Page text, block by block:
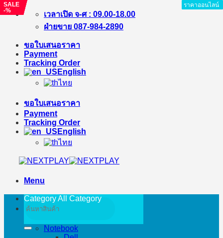
Skip
เวลาเปิด จ-ศ : 09.00-18.00
ฝ่ายขาย 087-984-2890
ขอใบเสนอราคา
Payment
Tracking Order
English
ไทย
ขอใบเสนอราคา
Payment
Tracking Order
English
ไทย
Menu
Search
for:
Category All Category
Notebook
ราคาออนไลน์
ราคาออนไลน์
SALE
-%
ราคาออนไลน์
ราคาออนไลน์
SALE
-%
ราคาออนไลน์
SALE
-11%
ราคาออนไลน์
ราคาออนไลน์
ราคาออนไลน์
SALE
-%